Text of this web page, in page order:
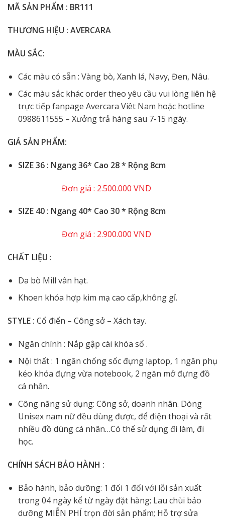
MÃ SẢN PHẨM : BR111
THƯƠNG HIỆU : AVERCARA
MÀU SẮC:
Các màu có sẵn : Vàng bò, Xanh lá, Navy, Đen, Nâu.
Các màu sắc khác order theo yêu cầu vui lòng liên hệ
trực tiếp fanpage Avercara Viêt Nam hoặc hotline
0988611555 – Xưởng trả hàng sau 7-15 ngày.
GIÁ SẢN PHẨM:
️SIZE 36 : Ngang 36* Cao 28 * Rộng 8cm
Đơn giá : 2.500.000 VND
️SIZE 40 : Ngang 40* Cao 30 * Rộng 8cm
Đơn giá : 2.900.000 VND
CHẤT LIỆU :
Da bò Mill vân hạt.
Khoen khóa hợp kim mạ cao cấp,không gỉ.
STYLE : Cổ điển – Công sở – Xách tay.
Ngăn chính : Nắp gập cài khóa số .
Nội thất : 1 ngăn chống sốc đựng lạptop, 1 ngăn phụ
kéo khóa đựng vừa notebook, 2 ngăn mở đựng đồ
cá nhân.
Công năng sử dụng: Công sở, doanh nhân. Dòng
Unisex nam nữ đều dùng được, để điện thoại và rất
nhiều đồ dùng cá nhân…Có thể sử dụng đi làm, đi
học.
CHÍNH SÁCH BẢO HÀNH :
Bảo hành, bảo dưỡng: 1 đổi 1 đối với lỗi sản xuất
trong 04 ngày kể từ ngày đặt hàng; Lau chùi bảo
dưỡng MIỄN PHÍ trọn đời sản phẩm; Hỗ trợ sửa